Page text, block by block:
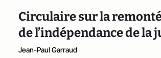
Circulaire sur la
de l’indépendance de
Jean-Paul Garraud